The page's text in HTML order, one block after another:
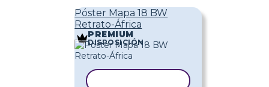
Póster Mapa 18 BW
Retrato-África
PREMIUM
DISPOSICIÓN